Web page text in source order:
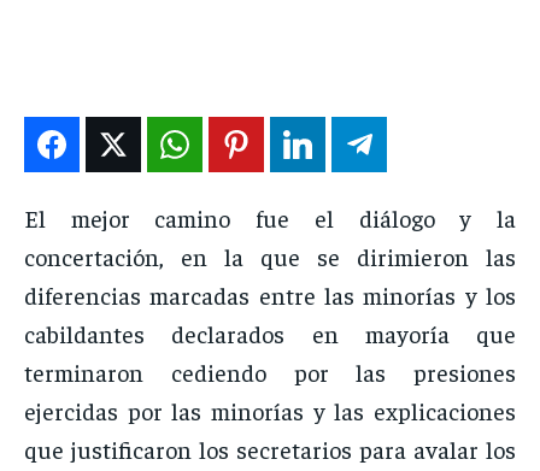
EN VIVO
PUATE CON NOSOTROS
EN VIVO
PUATE CON NOSOTROS
EN VIVO
PUATE CON NOSOTROS
EN VIVO
PUATE CON NOSOTROS
El mejor camino fue el diálogo y la
concertación, en la que se dirimieron las
diferencias marcadas entre las minorías y los
cabildantes declarados en mayoría que
terminaron cediendo por las presiones
ejercidas por las minorías y las explicaciones
que justificaron los secretarios para avalar los